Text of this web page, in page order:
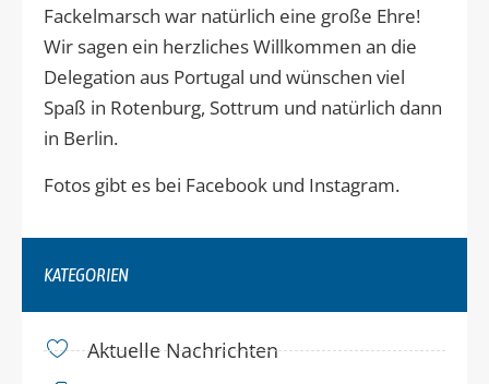
Fackelmarsch war natürlich eine große Ehre!
Wir sagen ein herzliches Willkommen an die
Delegation aus Portugal und wünschen viel
Spaß in Rotenburg, Sottrum und natürlich dann
in Berlin.
Fotos gibt es bei Facebook und Instagram.
KATEGORIEN
Aktuelle Nachrichten